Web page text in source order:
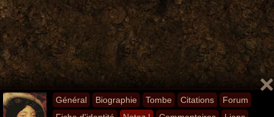
Général Biographie Tombe Citations
Forum